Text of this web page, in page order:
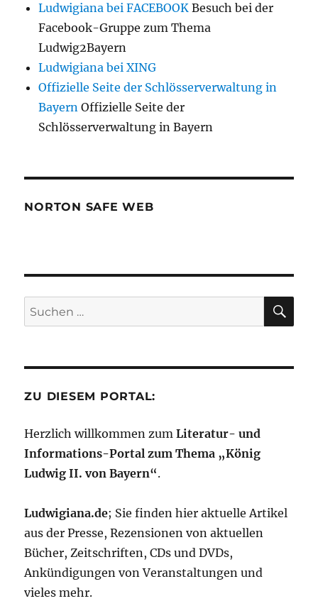
Ludwigiana bei FACEBOOK Besuch bei der
Facebook-Gruppe zum Thema
Ludwig2Bayern
Ludwigiana bei XING
Offizielle Seite der Schlösserverwaltung in
Bayern Offizielle Seite der
Schlösserverwaltung in Bayern
NORTON SAFE WEB
Suchen
nach:
ZU DIESEM PORTAL:
Herzlich willkommen zumLiteratur- und
Informations-Portal zum Thema „König
Ludwig II. von Bayern“.
Ludwigiana.de; Sie finden hier aktuelle Artikel
aus der Presse, Rezensionen von aktuellen
Bücher, Zeitschriften, CDs und DVDs,
Ankündigungen von Veranstaltungen und
vieles mehr.